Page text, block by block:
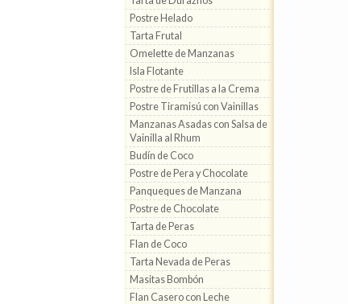
Postre Helado
Tarta Frutal
Omelette de Manzanas
Isla Flotante
Postre de Frutillas a la Crema
Postre Tiramisú con Vainillas
Manzanas Asadas con Salsa de
Vainilla al Rhum
Budín de Coco
Postre de Pera y Chocolate
Panqueques de Manzana
Postre de Chocolate
Tarta de Peras
Flan de Coco
Tarta Nevada de Peras
Masitas Bombón
Flan Casero con Leche